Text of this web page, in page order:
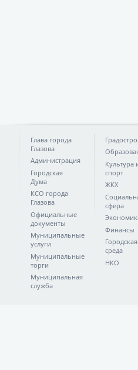
Глава города
Глазова
Администрация
Городская
Дума
КСО города
Глазова
Официальные
документы
Муниципальные
услуги
Муниципальные
торги
Муниципальная
служба
Культура
спорт
ЖКХ
сфера
Финансы
Городская
среда
НКО